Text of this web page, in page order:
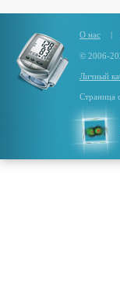
О нас |
© 2006-
Личный
Страница